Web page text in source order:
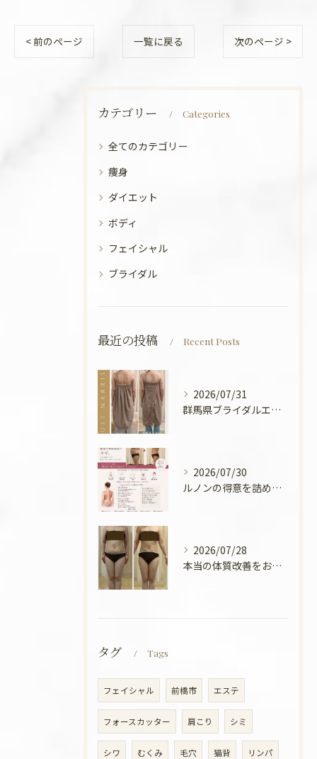
< 前のページ 一覧に戻る 次のページ >
カテゴリー Categories
全てのカテゴリー
痩身
ダイエット
ボディ
フェイシャル
ブライダル
最近の投稿 Recent Posts
2026/07/31
群馬県ブライダルエステ💍
2026/07/30
ルノンの得意を詰めてみました🧡
2026/07/28
本当の体質改善をお手伝い✨
タグ Tags
フェイシャル 前橋市 エステ
フォースカッター 肩こり シミ
シワ むくみ 毛穴 猫背 リンパ